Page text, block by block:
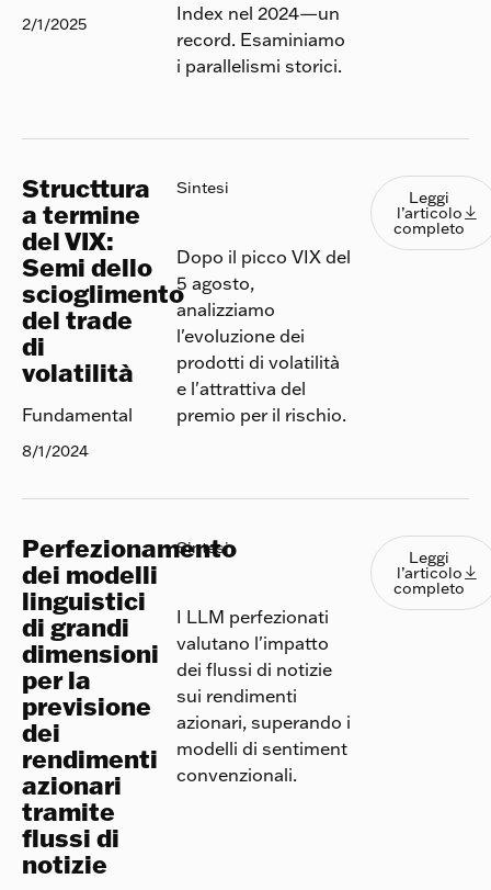
2/1/2025
Index nel 2024—un
record. Esaminiamo
i parallelismi storici.
Structtura
a termine
del VIX:
Semi dello
scioglimento
del trade
di
volatilità
Fundamental
8/1/2024
Sintesi
Dopo il picco VIX del
5 agosto,
analizziamo
l'evoluzione dei
prodotti di volatilità
e l'attrattiva del
premio per il rischio.
Leggi
Leggi
l’articolo
completo

Perfezionamento
dei modelli
linguistici
di grandi
dimensioni
per la
previsione
dei
rendimenti
azionari
tramite
flussi di
notizie
Sintesi
I LLM perfezionati
valutano l'impatto
dei flussi di notizie
sui rendimenti
azionari, superando i
modelli di sentiment
convenzionali.
Leggi
Leggi
l’articolo
completo
